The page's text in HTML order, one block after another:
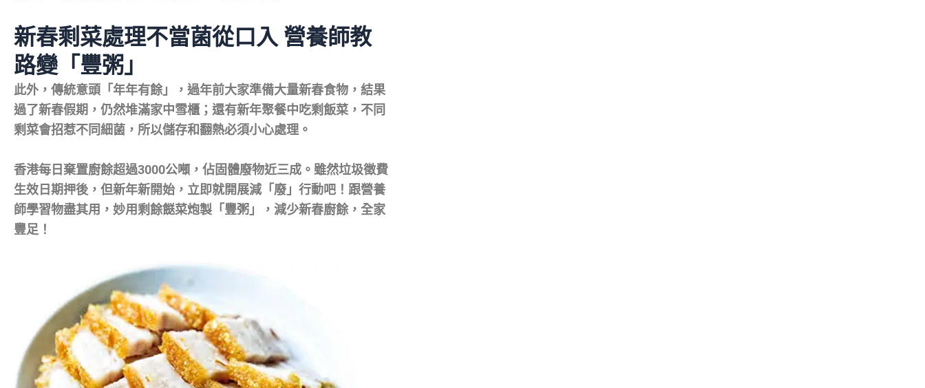
新春剩菜處理不當菌從口入 營養師教
路變「豐粥」
此外，傳統意頭「年年有餘」，過年前大家準備大量新春食物，結果
過了新春假期，仍然堆滿家中雪櫃；還有新年聚餐中吃剩飯菜，不同
剩菜會招惹不同細菌，所以儲存和翻熱必須小心處理。
香港每日棄置廚餘超過3000公噸，佔固體廢物近三成。雖然垃圾徵費
生效日期押後，但新年新開始，立即就開展減「廢」行動吧！跟營養
師學習物盡其用，妙用剩餘餸菜炮製「豐粥」，減少新春廚餘，全家
豐足！